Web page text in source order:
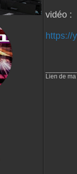
vidéo :
https://
Lien de